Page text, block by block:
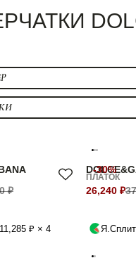
₽
₽ × 4
-30%
ПЛАТОК
26,240 ₽